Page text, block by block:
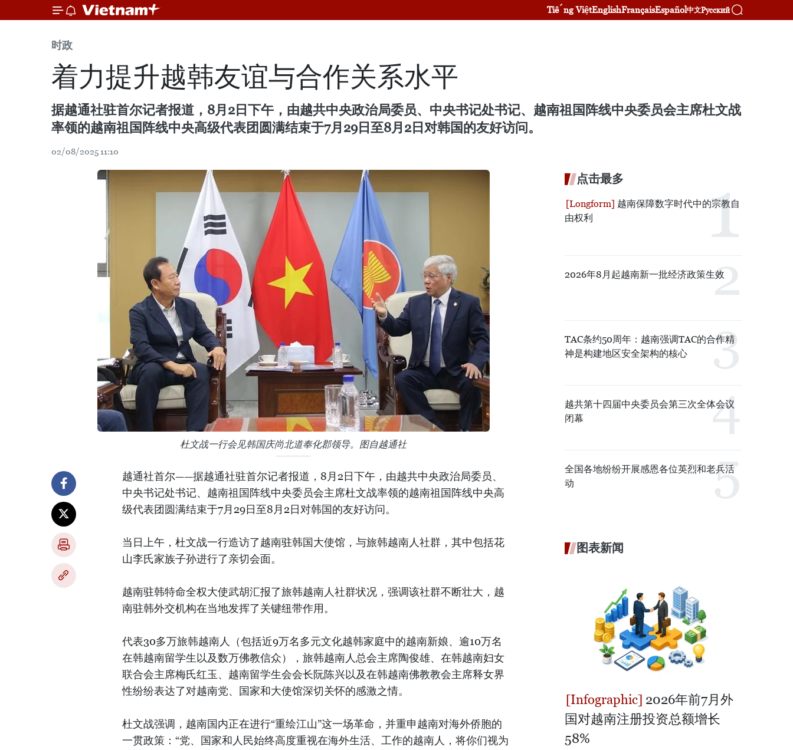
Tiếng ViệtEnglishFrançaisEspañol中文Русский
时政
着力提升越韩友谊与合作关系水平
据越通社驻首尔记者报道，8月2日下午，由越共中央政治局委员、中央书记处书记、越南祖国阵线中央委员会主席杜文战
率领的越南祖国阵线中央高级代表团圆满结束于7月29日至8月2日对韩国的友好访问。
02/08/2025 11:10
杜文战一行会见韩国庆尚北道奉化郡领导。图自越通社
越通社首尔——据越通社驻首尔记者报道，8月2日下午，由越共中央政治局委员、
中央书记处书记、越南祖国阵线中央委员会主席杜文战率领的越南祖国阵线中央高
级代表团圆满结束于7月29日至8月2日对韩国的友好访问。
当日上午，杜文战一行造访了越南驻韩国大使馆，与旅韩越南人社群，其中包括花
山李氏家族子孙进行了亲切会面。
越南驻韩特命全权大使武胡汇报了旅韩越南人社群状况，强调该社群不断壮大，越
南驻韩外交机构在当地发挥了关键纽带作用。
代表30多万旅韩越南人（包括近9万名多元文化越韩家庭中的越南新娘、逾10万名
在韩越南留学生以及数万佛教信众），旅韩越南人总会主席陶俊雄、在韩越南妇女
联合会主席梅氏红玉、越南留学生会会长阮陈兴以及在韩越南佛教教会主席释女界
性纷纷表达了对越南党、国家和大使馆深切关怀的感激之情。
杜文战强调，越南国内正在进行“重绘江山”这一场革命，并重申越南对海外侨胞的
一贯政策：“党、国家和人民始终高度重视在海外生活、工作的越南人，将你们视为
点击最多
越南保障数字时代中的宗教自
由权利
2026年8月起越南新一批经济政策生效
TAC条约50周年：越南强调TAC的合作精
神是构建地区安全架构的核心
越共第十四届中央委员会第三次全体会议
闭幕
全国各地纷纷开展感恩各位英烈和老兵活
动
图表新闻
2026年前7月外
国对越南注册投资总额增长
58%